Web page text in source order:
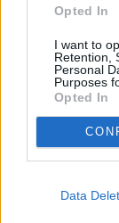
Opted In
I want to
Retention,
Personal
Purposes
Opted In
Data